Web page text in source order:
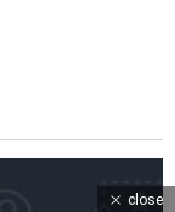
close